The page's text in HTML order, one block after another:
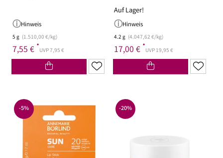
Hinweis
5 g (1.510,00 €/kg)
7,55 € *UVP 7,95 €
Auf Lager!
Hinweis
4.2 g (4.047,62 €/kg)
17,00 € *UVP 19,95 €
-5% -20%